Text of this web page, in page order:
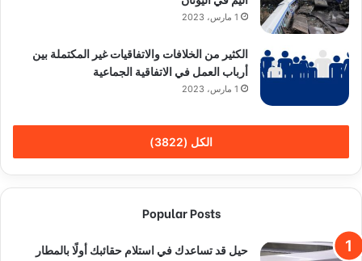
1 مارس، 2023
الكثير من الخلافات والاتفاقيات غير المكتملة بين
أرباب العمل في الاتفاقية الجماعية
1 مارس، 2023
الكل (3822)
Popular Posts
حيل قد تساعدك في استلام حقائبك أولًا بالمطار